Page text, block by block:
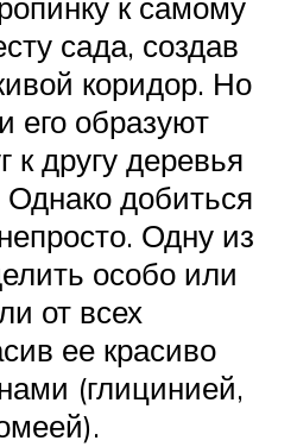
к самому
сада, создав
коридор. Но
его образуют
к другу деревья
Однако добиться
Одну из
особо или
от всех
ее красиво
(глицинией,